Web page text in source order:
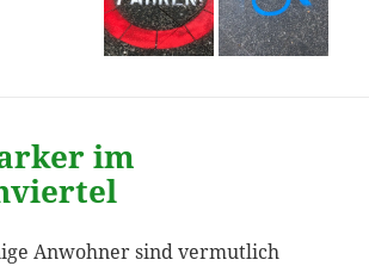
im
Anwohner sind vermutlich